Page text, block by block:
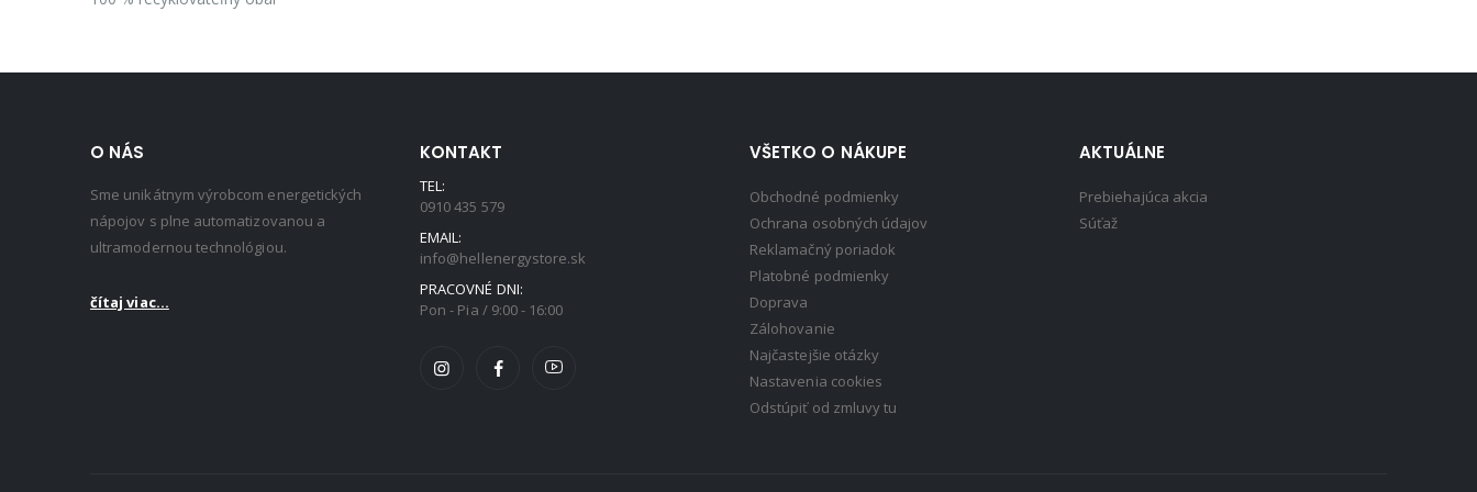
O NÁS
Sme unikátnym výrobcom energetických
nápojov s plne automatizovanou a
ultramodernou technológiou.
čítaj viac...
KONTAKT
TEL:
0910 435 579
EMAIL:
info@hellenergystore.sk
PRACOVNÉ DNI:
Pon - Pia / 9:00 - 16:00
VŠETKO O NÁKUPE
Obchodné podmienky
Ochrana osobných údajov
Reklamačný poriadok
Platobné podmienky
Doprava
Zálohovanie
Najčastejšie otázky
Nastavenia cookies
Odstúpiť od zmluvy tu
AKTUÁLNE
Prebiehajúca akcia
Súťaž